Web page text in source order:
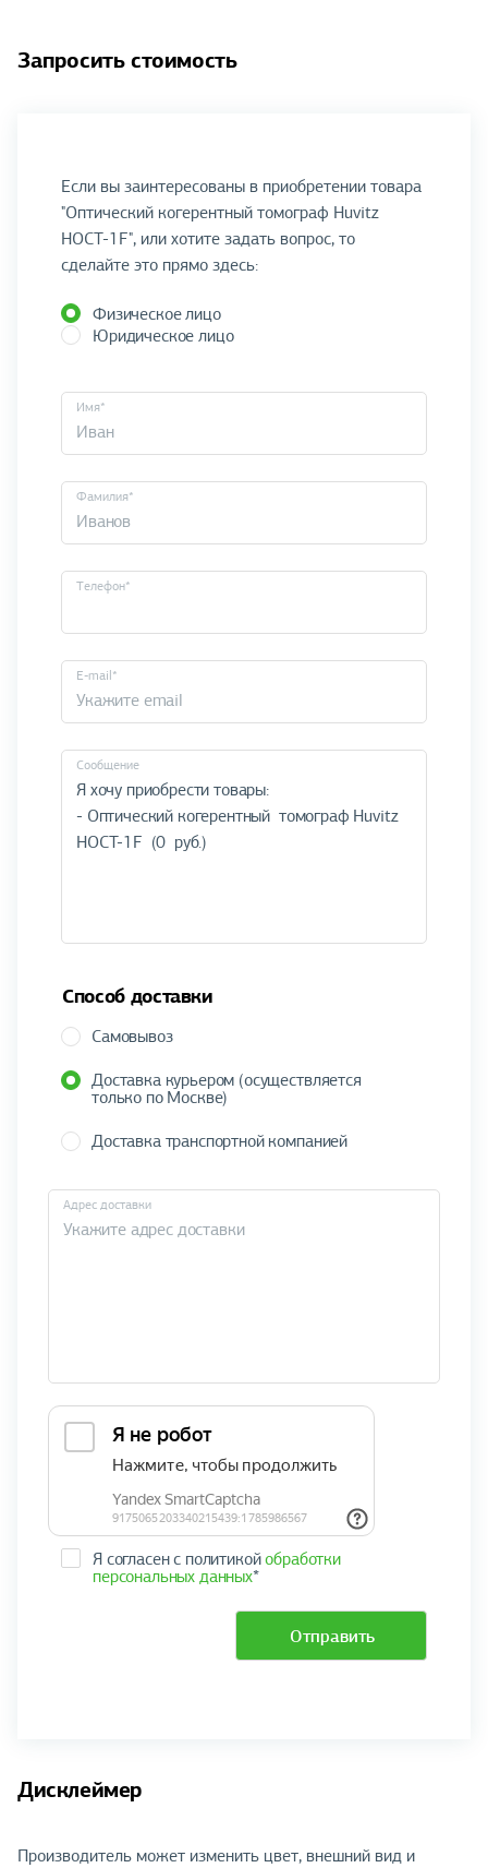
Запросить стоимость
Если вы заинтересованы в приобретении товара
"Оптический когерентный томограф Huvitz
HOCT-1F", или хотите задать вопрос, то
сделайте это прямо здесь:
Физическое лицо
Юридическое лицо
Имя*
Фамилия*
Телефон*
E-mail*
Cообщение
Способ доставки
Самовывоз
Доставка курьером (осуществляется
только по Москве)
Доставка транспортной компанией
Адрес доставки
Я согласен с политикойобработки
персональных данных*
Отправить
Дисклеймер
Производитель может изменить цвет, внешний вид и